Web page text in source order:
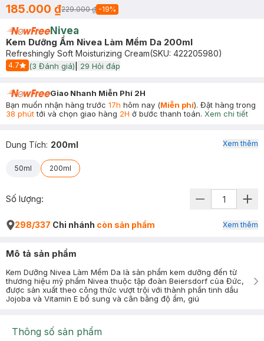
185.000 ₫229.000 ₫ -19%
Nivea
Kem Dưỡng Ẩm Nivea Làm Mềm Da 200ml
Refreshingly Soft Moisturizing Cream(SKU: 422205980)
4.7
Start Icon
(3 Đánh giá) 29 Hỏi đáp
Giao Nhanh Miễn Phí 2H
Bạn muốn nhận hàng trước 17h hôm nay (Miễn phí). Đặt hàng trong
38 phúttới và chọn giao hàng 2H ở bước thanh toán. Xem chi tiết
Dung Tích: 200ml
50ml 200ml
Xem thêm
Số lượng:
298/337 Chi nhánh còn sản phẩm Xem thêm
Mô tả sản phẩm
Kem Dưỡng Nivea Làm Mềm Da là sản phẩm kem dưỡng đến từ
thương hiệu mỹ phẩm Nivea thuộc tập đoàn Beiersdorf của Đức,
được sản xuất theo công thức vượt trội với thành phần tinh dầu
Jojoba và Vitamin E bổ sung và cân bằng độ ẩm, giú
Thông số sản phẩm